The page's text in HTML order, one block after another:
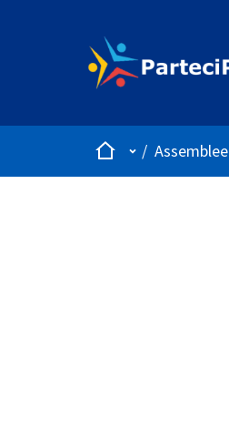
HomeMenù principale
/ Assemblee